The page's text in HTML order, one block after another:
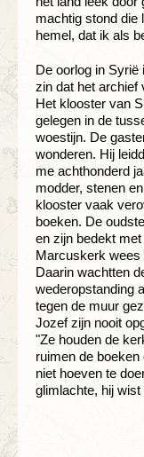
machtig stond die
hemel, dat ik als
De oorlog in Syrië
zin dat het archief
Het klooster van
gelegen in de
woestijn. De
wonderen. Hij
me achthonderd
modder, stenen
klooster vaak
boeken. De
en zijn bedekt
Marcuskerk wees
Daarin wachtten
wederopstanding
tegen de muur
Jozef zijn nooit
"Ze houden de
ruimen de
niet hoeven te
glimlachte, hij wist